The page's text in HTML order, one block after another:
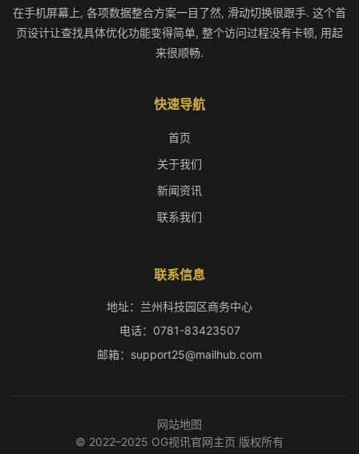
在手机屏幕上, 各项数据整合方案一目了然, 滑动切换很跟手. 这个首
页设计让查找具体优化功能变得简单, 整个访问过程没有卡顿, 用起
来很顺畅.
快速导航
首页
关于我们
新闻资讯
联系我们
联系信息
地址：兰州科技园区商务中心
电话：0781-83423507
邮箱：support25@mailhub.com
网站地图
© 2022–2025 OG视讯官网主页 版权所有